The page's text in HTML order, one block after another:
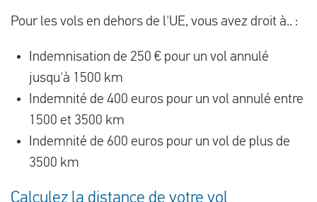
Pour les vols en dehors de l'UE, vous avez droit à.. :
Indemnisation de 250 € pour un vol annulé
jusqu'à 1500 km
Indemnité de 400 euros pour un vol annulé entre
1500 et 3500 km
Indemnité de 600 euros pour un vol de plus de
3500 km
Calculez la distance de votre vol